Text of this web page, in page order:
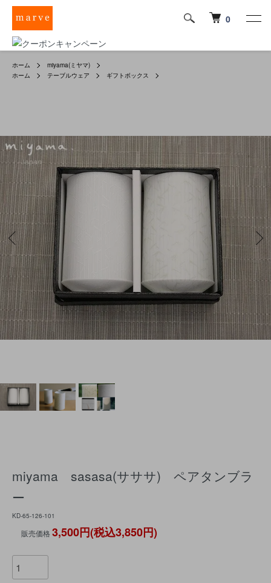
0
ホーム
miyama(ミヤマ)
ホーム
テーブルウェア ギフトボックス
miyama sasasa(サササ) ペアタンブラ
ー
KD-65-126-101
販売価格 3,500円(税込3,850円)